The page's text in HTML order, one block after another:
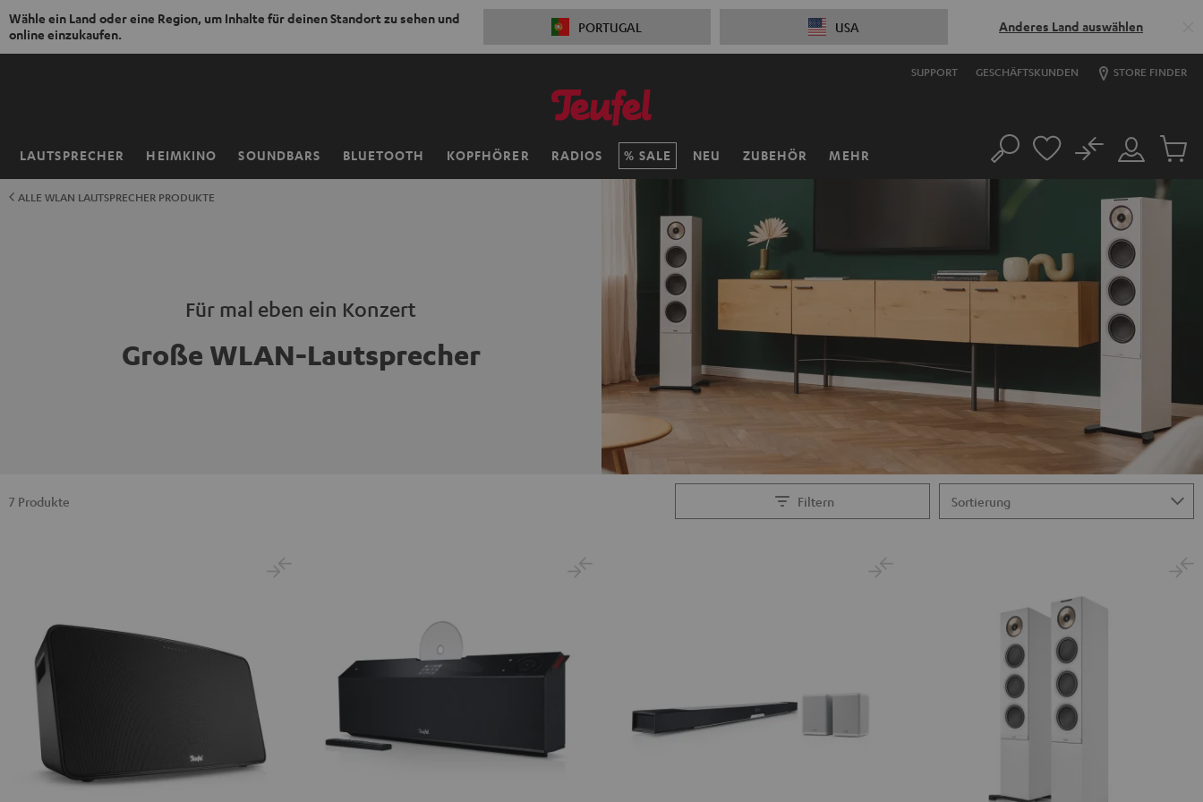
Wähle ein Land oder eine Region, um Inhalte für deinen Standort zu sehen und
online einzukaufen.
PORTUGAL USA Anderes Land auswählen
ZUM
SUPPORT GESCHÄFTSKUNDEN STORE FINDER
LAUTSPRECHER HEIMKINO SOUNDBARS BLUETOOTH KOPFHÖRER RADIOS SALE NEU ZUBEHÖR MEHR
Startseite Suche
Mein
No
Artikel
im
ALLE WLAN LAUTSPRECHER PRODUKTE
Für mal eben ein Konzert
Große WLAN-Lautsprecher
Filtern
7 Produkte